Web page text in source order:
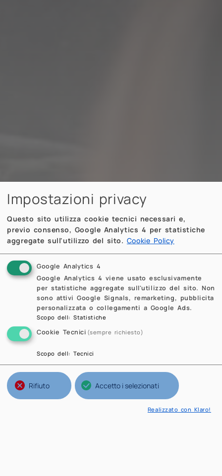
Impostazioni privacy
Questo sito utilizza cookie tecnici necessari e,
previo consenso, Google Analytics 4 per statistiche
aggregate sull'utilizzo del sito. Cookie Policy
Google Analytics 4
Google Analytics 4 viene usato esclusivamente
per statistiche aggregate sull'utilizzo del sito. Non
sono attivi Google Signals, remarketing, pubblicita
personalizzata o collegamenti a Google Ads.
Scopo dell:Statistiche
Cookie Tecnici (sempre richiesto)
Scopo dell:Tecnici
Rifiuto Accetto i selezionati
Realizzato con Klaro!